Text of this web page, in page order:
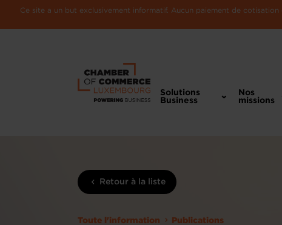
Ce site a un but exclusivement informatif. Aucun paiement de
Solutions
Business
Nos
missions
Retour à la liste
Toute l'information Publications